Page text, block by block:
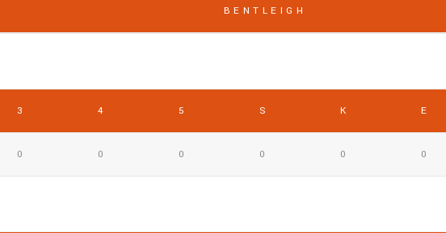
BENTLEIGH
3 4 5 S K E
0 0 0 0 0 0